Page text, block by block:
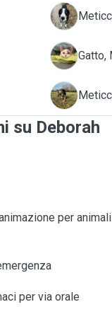
G
M Gatto,
N
su Deborah
per animali
per via orale